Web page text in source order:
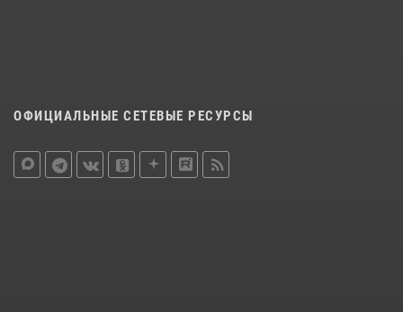
ОФИЦИАЛЬНЫЕ СЕТЕВЫЕ РЕСУРСЫ